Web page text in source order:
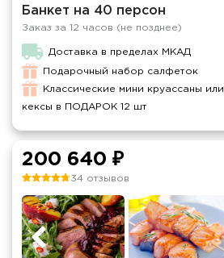
Банкет на 40 персон
Заказ за 12 часов (не позднее)
Доставка в пределах МКАД
Подарочный набор салфеток
Классические мини круассаны или
кексы в ПОДАРОК 12 шт
200 640 ₽
34 отзывов